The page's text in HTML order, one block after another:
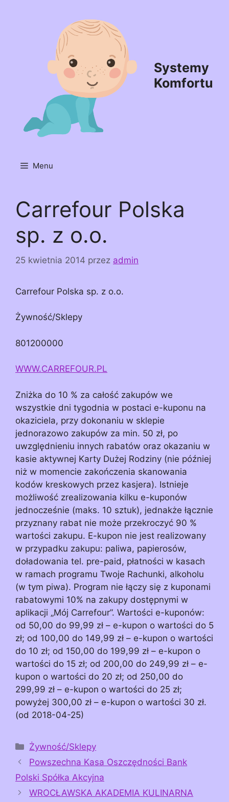
Systemy
Komfortu
Menu
Carrefour Polska
sp. z o.o.
25 kwietnia 2014 przez admin
Carrefour Polska sp. z o.o.
Żywność/Sklepy
801200000
WWW.CARREFOUR.PL
Zniżka do 10 % za całość zakupów we
wszystkie dni tygodnia w postaci e-kuponu na
okaziciela, przy dokonaniu w sklepie
jednorazowo zakupów za min. 50 zł, po
uwzględnieniu innych rabatów oraz okazaniu w
kasie aktywnej Karty Dużej Rodziny (nie później
niż w momencie zakończenia skanowania
kodów kreskowych przez kasjera). Istnieje
możliwość zrealizowania kilku e-kuponów
jednocześnie (maks. 10 sztuk), jednakże łącznie
przyznany rabat nie może przekroczyć 90 %
wartości zakupu. E-kupon nie jest realizowany
w przypadku zakupu: paliwa, papierosów,
doładowania tel. pre-paid, płatności w kasach
w ramach programu Twoje Rachunki, alkoholu
(w tym piwa). Program nie łączy się z kuponami
rabatowymi 10% na zakupy dostępnymi w
aplikacji „Mój Carrefour”. Wartości e-kuponów:
od 50,00 do 99,99 zł – e-kupon o wartości do 5
zł; od 100,00 do 149,99 zł – e-kupon o wartości
do 10 zł; od 150,00 do 199,99 zł – e-kupon o
wartości do 15 zł; od 200,00 do 249,99 zł – e-
kupon o wartości do 20 zł; od 250,00 do
299,99 zł – e-kupon o wartości do 25 zł;
powyżej 300,00 zł – e-kupon o wartości 30 zł.
(od 2018-04-25)
Kategorie
Żywność/Sklepy
Powszechna Kasa Oszczędności Bank
Polski Spółka Akcyjna
WROCŁAWSKA AKADEMIA KULINARNA